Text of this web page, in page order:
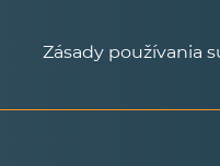
Zásady používania